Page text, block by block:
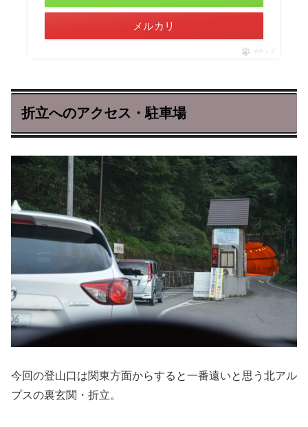
メルカリ
ポチップ
折立へのアクセス・駐車場
今回の登山口は関東方面からすると一番遠いと思う北アル
プスの裏玄関・折立。